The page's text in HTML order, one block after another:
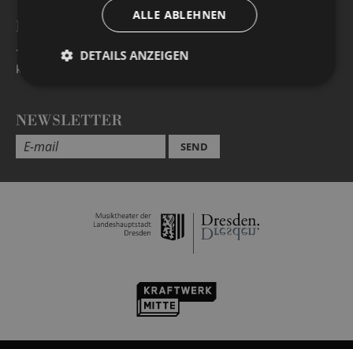
BESUCHERSERVICE
+49 351 32042 222
karten@staatsoperette.de
NEWSLETTER
SEND
ALLE ABLEHNEN
DETAILS ANZEIGEN